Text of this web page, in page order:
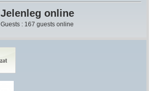
Jelenleg online
Guests : 167 guests online